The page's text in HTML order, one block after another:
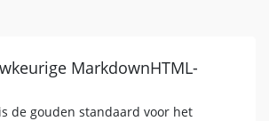
MarkdownHTML-
de gouden standaard voor het